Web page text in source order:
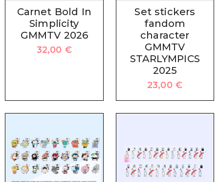
Carnet Bold In
Simplicity
GMMTV 2026
32,00 €
Set stickers
fandom
character
GMMTV
STARLYMPICS
2025
23,00€